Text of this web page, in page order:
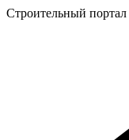
Строительный портал